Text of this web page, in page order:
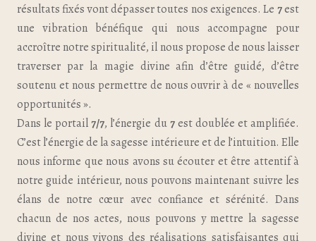
résultats fixés vont dépasser toutes nos exigences. Le 7est
une vibration bénéfique qui nous accompagne pour
accroître notre spiritualité, il nous propose de nous laisser
traverser par la magie divine afin d’être guidé, d’être
soutenu et nous permettre de nous ouvrir à de « nouvelles
opportunités ».
Dans le portail7/7, l’énergie du7est doublée et amplifiée.
C’est l’énergie de la sagesse intérieure et de l’intuition. Elle
nous informe que nous avons su écouter et être attentif à
notre guide intérieur, nous pouvons maintenant suivre les
élans de notre cœur avec confiance et sérénité. Dans
chacun de nos actes, nous pouvons y mettre la sagesse
divine et nous vivons des réalisations satisfaisantes qui